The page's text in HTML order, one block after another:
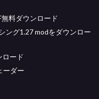
料ダウンロード
ング1.27 modをダウンロー
ード
ーダー